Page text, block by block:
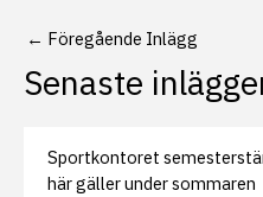
← Föregående Inlägg
Senaste
Sportkontoret
här gäller under sommaren